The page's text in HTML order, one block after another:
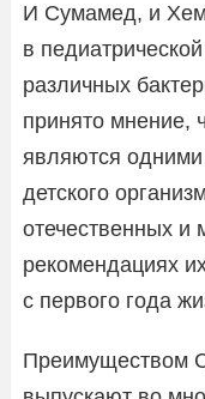
И Сумамед, и
в
различных
принято мнение,
являются
детского
отечественных
рекомендациях
с первого года
Преимуществом